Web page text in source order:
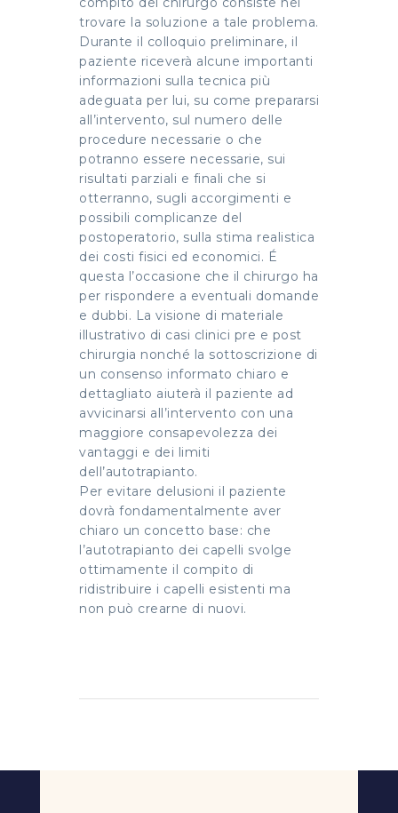
trovare la soluzione a tale problema.
Durante il colloquio preliminare, il
paziente riceverà alcune importanti
informazioni sulla tecnica più
adeguata per lui, su come prepararsi
all’intervento, sul numero delle
procedure necessarie o che
potranno essere necessarie, sui
risultati parziali e finali che si
otterranno, sugli accorgimenti e
possibili complicanze del
postoperatorio, sulla stima realistica
dei costi fisici ed economici. É
questa l’occasione che il chirurgo ha
per rispondere a eventuali domande
e dubbi. La visione di materiale
illustrativo di casi clinici pre e post
chirurgia nonché la sottoscrizione di
un consenso informato chiaro e
dettagliato aiuterà il paziente ad
avvicinarsi all’intervento con una
maggiore consapevolezza dei
vantaggi e dei limiti
dell’autotrapianto.
Per evitare delusioni il paziente
dovrà fondamentalmente aver
chiaro un concetto base: che
l’autotrapianto dei capelli svolge
ottimamente il compito di
ridistribuire i capelli esistenti ma
non può crearne di nuovi.